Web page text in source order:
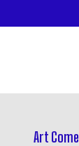
Art